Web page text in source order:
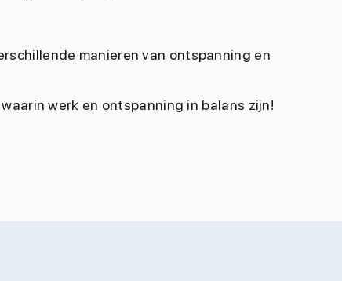
manieren van ontspanning en
werk en ontspanning in balans zijn!